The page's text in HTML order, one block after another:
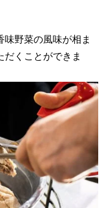
野菜の風味が相ま
だくことができま